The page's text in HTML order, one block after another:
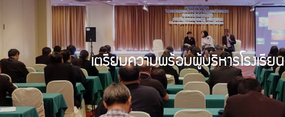
เตรียมความพร้อมผู้บริหารโรงเรียน